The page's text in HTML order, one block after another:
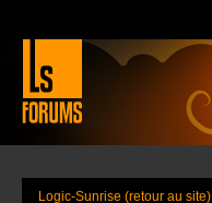
Logic-Sunrise (retour au site)